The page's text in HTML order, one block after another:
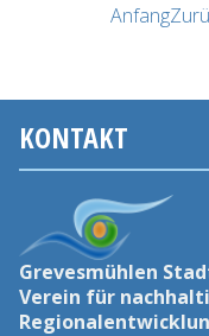
Anfang
KONTAKT
Grevesmühlen
Verein für